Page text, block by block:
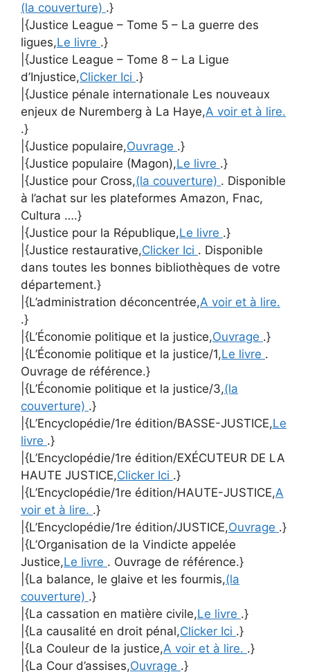
(la couverture) .}
|{Justice League – Tome 5 – La guerre des
ligues,Le livre .}
|{Justice League – Tome 8 – La Ligue
d’Injustice,Clicker Ici .}
|{Justice pénale internationale Les nouveaux
enjeux de Nuremberg à La Haye,A voir et à lire.
.}
|{Justice populaire,Ouvrage .}
|{Justice populaire (Magon),Le livre .}
|{Justice pour Cross,(la couverture) . Disponible
à l’achat sur les plateformes Amazon, Fnac,
Cultura ….}
|{Justice pour la République,Le livre .}
|{Justice restaurative,Clicker Ici . Disponible
dans toutes les bonnes bibliothèques de votre
département.}
|{L’administration déconcentrée,A voir et à lire.
.}
|{L’Économie politique et la justice,Ouvrage .}
|{L’Économie politique et la justice/1,Le livre .
Ouvrage de référence.}
|{L’Économie politique et la justice/3,(la
couverture) .}
|{L’Encyclopédie/1re édition/BASSE-JUSTICE,Le
livre .}
|{L’Encyclopédie/1re édition/EXÉCUTEUR DE LA
HAUTE JUSTICE,Clicker Ici .}
|{L’Encyclopédie/1re édition/HAUTE-JUSTICE,A
voir et à lire. .}
|{L’Encyclopédie/1re édition/JUSTICE,Ouvrage .}
|{L’Organisation de la Vindicte appelée
Justice,Le livre . Ouvrage de référence.}
|{La balance, le glaive et les fourmis,(la
couverture) .}
|{La cassation en matière civile,Le livre .}
|{La causalité en droit pénal,Clicker Ici .}
|{La Couleur de la justice,A voir et à lire. .}
|{La Cour d’assises,Ouvrage .}